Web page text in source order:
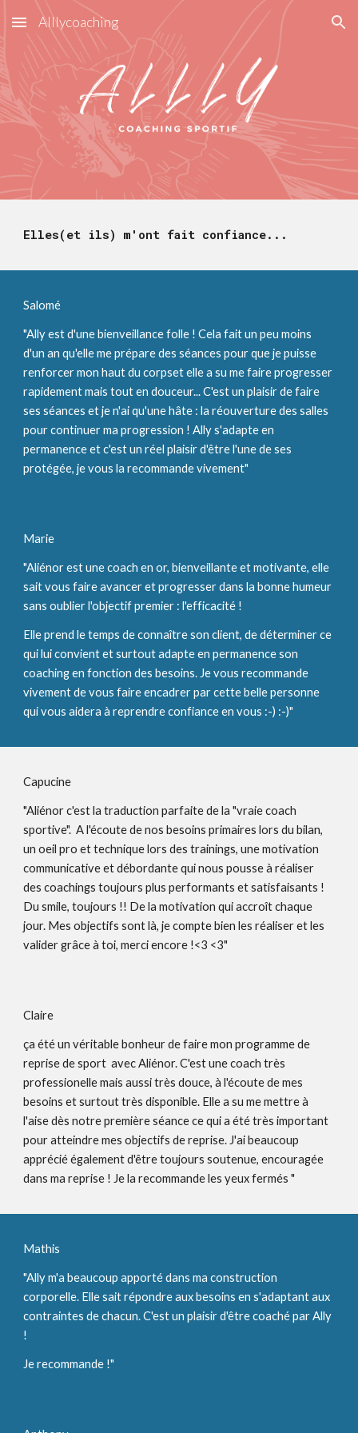
Skip to main content Skip to navigation
Alllycoaching
Elles(et ils) m'ont fait confiance...
Salomé
"Ally est d'une bienveillance folle ! Cela fait un peu moins
d'un an qu'elle me prépare des séances pour que je puisse
renforcer mon haut du corpset elle a su me faire progresser
rapidement mais tout en douceur... C'est un plaisir de faire
ses séances et je n'ai qu'une hâte : la réouverture des salles
pour continuer ma progression ! Ally s'adapte en
permanence et c'est un réel plaisir d'être l'une de ses
protégée, je vous la recommande vivement"
Marie
"Aliénor est une coach en or, bienveillante et motivante, elle
sait vous faire avancer et progresser dans la bonne humeur
sans oublier l'objectif premier : l'efficacité !
Elle prend le temps de connaître son client, de déterminer ce
qui lui convient et surtout adapte en permanence son
coaching en fonction des besoins. Je vous recommande
vivement de vous faire encadrer par cette belle personne
qui vous aidera à reprendre confiance en vous :-) :-)"
Capucine
"Aliénor c'est la traduction parfaite de la "vraie coach
sportive".  A l'écoute de nos besoins primaires lors du bilan,
un oeil pro et technique lors des trainings, une motivation
communicative et débordante qui nous pousse à réaliser
des coachings toujours plus performants et satisfaisants !
Du smile, toujours !! De la motivation qui accroît chaque
jour. Mes objectifs sont là, je compte bien les réaliser et les
valider grâce à toi, merci encore !<3 <3"
Claire
ça été un véritable bonheur de faire mon programme de
reprise de sport  avec Aliénor. C'est une coach très
professionelle mais aussi très douce, à l'écoute de mes
besoins et surtout très disponible. Elle a su me mettre à
l'aise dès notre première séance ce qui a été très important
pour atteindre mes objectifs de reprise. J'ai beaucoup
apprécié également d'être toujours soutenue, encouragée
dans ma reprise ! Je la recommande les yeux fermés "
Mathis
"Ally m'a beaucoup apporté dans ma construction
corporelle. Elle sait répondre aux besoins en s'adaptant aux
contraintes de chacun. C'est un plaisir d'être coaché par Ally
!
Je recommande !"